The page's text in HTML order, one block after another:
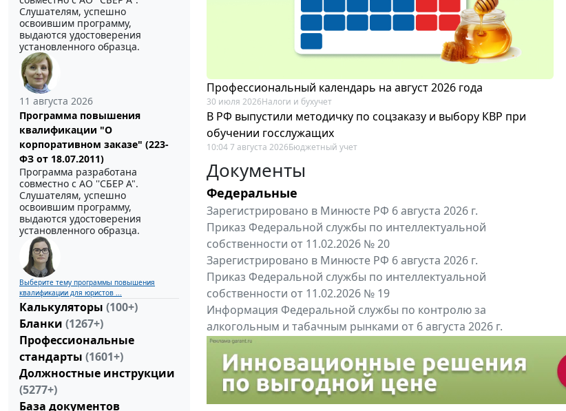
Слушателям, успешно
освоившим программу,
выдаются удостоверения
установленного образца.
11 августа 2026
Программа повышения
квалификации "О
корпоративном заказе" (223-
ФЗ от 18.07.2011)
Программа разработана
совместно с АО ''СБЕР А".
Слушателям, успешно
освоившим программу,
выдаются удостоверения
установленного образца.
Выберите тему программы повышения
квалификации для юристов ...
Калькуляторы (100+)
Бланки (1267+)
Профессиональные
стандарты (1601+)
Должностные инструкции
(5277+)
База документов
Профессиональный календарь на август 2026 года
30 июля 2026Налоги и бухучет
В РФ выпустили методичку по соцзаказу и выбору КВР при
обучении госслужащих
10:04 7 августа 2026Бюджетный учет
Документы
Федеральные
Зарегистрировано в Минюсте РФ 6 августа 2026 г.
Приказ Федеральной службы по интеллектуальной
собственности от 11.02.2026 № 20
Зарегистрировано в Минюсте РФ 6 августа 2026 г.
Приказ Федеральной службы по интеллектуальной
собственности от 11.02.2026 № 19
Информация Федеральной службы по контролю за
алкогольным и табачным рынками от 6 августа 2026 г.
"Вниманию производителей и импортёров алкогольной...
Все федеральные документы